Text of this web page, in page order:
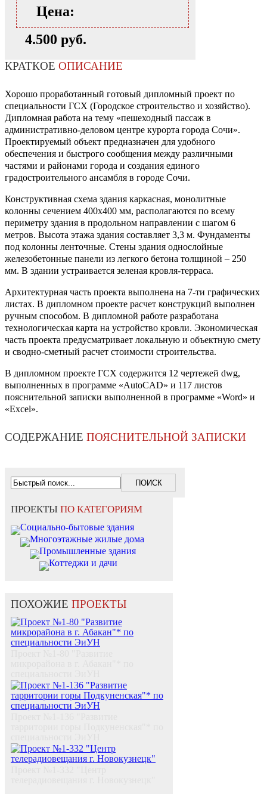
Цена:
4.500 руб.
КРАТКОЕ ОПИСАНИЕ
Хорошо проработанный готовый дипломный проект по
специальности ГСХ (Городское строительство и хозяйство).
Дипломная работа на тему «пешеходный пассаж в
административно-деловом центре курорта города Сочи».
Проектируемый объект предназначен для удобного
обеспечения и быстрого сообщения между различными
частями и районами города и создания единого
градостроительного ансамбля в городе Сочи.
Конструктивная схема здания каркасная, монолитные
колонны сечением 400х400 мм, располагаются по всему
периметру здания в продольном направлении с шагом 6
метров. Высота этажа здания составляет 3,3 м. Фундаменты
под колонны ленточные. Стены здания однослойные
железобетонные панели из легкого бетона толщиной – 250
мм. В здании устраивается зеленая кровля-терраса.
Архитектурная часть проекта выполнена на 7-ти графических
листах. В дипломном проекте расчет конструкций выполнен
ручным способом. В дипломной работе разработана
технологическая карта на устройство кровли. Экономическая
часть проекта предусматривает локальную и объектную смету
и сводно-сметный расчет стоимости строительства.
В дипломном проекте ГСХ содержится 12 чертежей dwg,
выполненных в программе «AutoCAD» и 117 листов
пояснительной записки выполненной в программе «Word» и
«Excel».
СОДЕРЖАНИЕ ПОЯСНИТЕЛЬНОЙ ЗАПИСКИ
ПРОЕКТЫ ПО КАТЕГОРИЯМ
Социально-бытовые здания
Многоэтажные жилые дома
Промышленные здания
Коттеджи и дачи
ПОХОЖИЕ ПРОЕКТЫ